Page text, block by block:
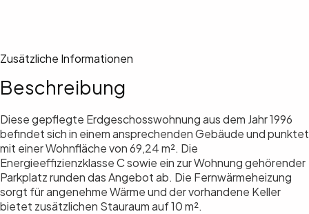
Zusätzliche Informationen
Beschreibung
Diese gepflegte Erdgeschosswohnung aus dem Jahr 1996
befindet sich in einem ansprechenden Gebäude und punktet
mit einer Wohnfläche von 69,24 m². Die
Energieeffizienzklasse C sowie ein zur Wohnung gehörender
Parkplatz runden das Angebot ab. Die Fernwärmeheizung
sorgt für angenehme Wärme und der vorhandene Keller
bietet zusätzlichen Stauraum auf 10 m².